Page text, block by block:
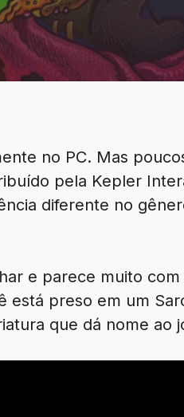
no PC. Mas
pela Kepler
diferente no
e parece muito
está preso em um
que dá nome ao